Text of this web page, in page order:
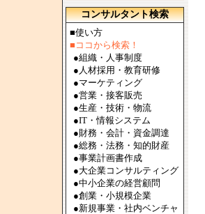
コンサルタント検索
■使い方
■ココから検索！
●組織・人事制度
● 人材採用・教育研修
●マーケティング
●営業・接客販売
●生産・技術・物流
●IT・情報システム
●財務・会計・資金調達
●総務・法務・知的財産
●事業計画書作成
●大企業コンサルティング
●中小企業の経営顧問
●創業・小規模企業
●新規事業・社内ベンチャ